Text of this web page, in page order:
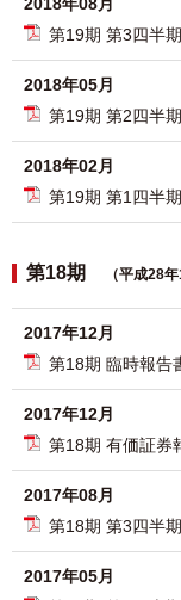
第19期 第3四半
2018年05月
第19期 第2四半
2018年02月
第19期 第1四半
第18期 （平成28
2017年12月
第18期 臨時報告
2017年12月
第18期 有価証券
2017年08月
第18期 第3四半
2017年05月